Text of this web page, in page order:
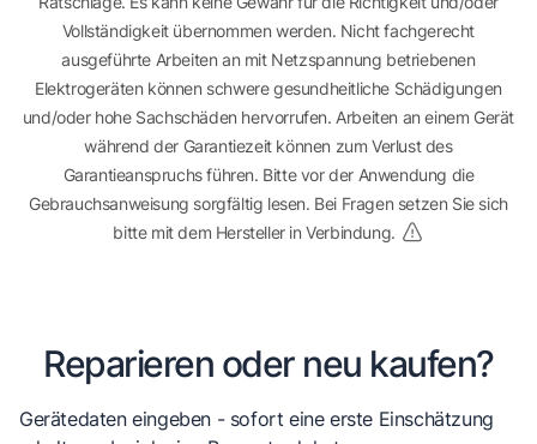
Vollständigkeit übernommen werden. Nicht fachgerecht
ausgeführte Arbeiten an mit Netzspannung betriebenen
Elektrogeräten können schwere gesundheitliche Schädigungen
und/oder hohe Sachschäden hervorrufen. Arbeiten an einem Gerät
während der Garantiezeit können zum Verlust des
Garantieanspruchs führen. Bitte vor der Anwendung die
Gebrauchsanweisung sorgfältig lesen. Bei Fragen setzen Sie sich
bitte mit dem Hersteller in Verbindung.
Reparieren oder neu kaufen?
Gerätedaten eingeben - sofort eine erste Einschätzung